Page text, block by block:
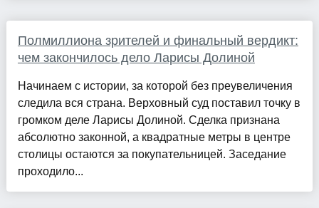
Полмиллиона зрителей и финальный вердикт:
чем закончилось дело Ларисы Долиной
Начинаем с истории, за которой без преувеличения
следила вся страна. Верховный суд поставил точку в
громком деле Ларисы Долиной. Сделка признана
абсолютно законной, а квадратные метры в центре
столицы остаются за покупательницей. Заседание
проходило...